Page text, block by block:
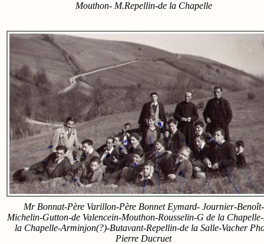
Mouthon- M.Repellin-de la Chapelle
Mr Bonnat-Père Varillon-Père Bonnet Eymard- Journier-Benoît-
Michelin-Gutton-de Valencein-Mouthon-Rousselin-G de la
la Chapelle-Arminjon(?)-Butavant-Repellin-de la Salle-Vacher
Pierre Ducruet